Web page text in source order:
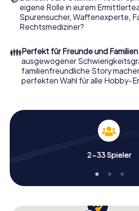
ihn mit wenigen Klicks in unserem
wenigen Minuten finden Sie ihn in
Jetzt starten Sie Ihren Online-
ein – und sind startklar!
Worauf warten Sie noch? Biel zählt
eigene Rolle in eurem
Spurensucher, Waffenexperte,
Rechtsmediziner?
👪Perfekt für Freunde und Familien
ausgewogener
familienfreundliche Story
perfekten Wahl für alle Hobby-
2-33 Spieler